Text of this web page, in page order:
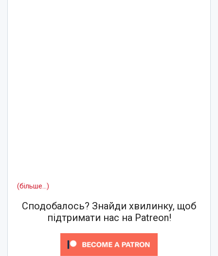
(більше…)
Сподобалось? Знайди хвилинку, щоб
підтримати нас на Patreon!